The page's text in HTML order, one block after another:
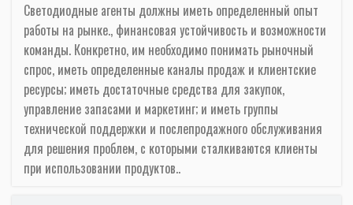
Светодиодные агенты должны иметь определенный опыт
работы на рынке., финансовая устойчивость и возможности
команды. Конкретно, им необходимо понимать рыночный
спрос, иметь определенные каналы продаж и клиентские
ресурсы; иметь достаточные средства для закупок,
управление запасами и маркетинг; и иметь группы
технической поддержки и послепродажного обслуживания
для решения проблем, с которыми сталкиваются клиенты
при использовании продуктов..